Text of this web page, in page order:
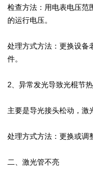
检查方法：用电表电压范
的运行电压。
处理方式方法：更换设备
件。
2、异常发光导致光棍节热
主要是导光接头松动，激
处理方式方法：更换或调
二、激光管不亮